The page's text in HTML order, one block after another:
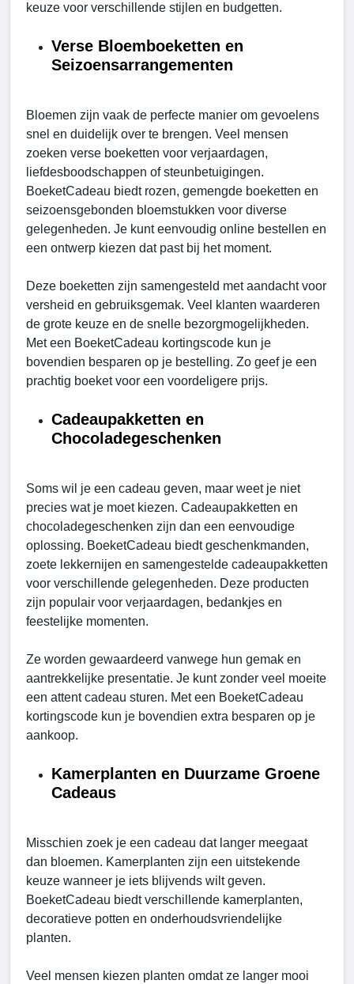
keuze voor verschillende stijlen en budgetten.
Verse Bloemboeketten en
Seizoensarrangementen
Bloemen zijn vaak de perfecte manier om gevoelens
snel en duidelijk over te brengen. Veel mensen
zoeken verse boeketten voor verjaardagen,
liefdesboodschappen of steunbetuigingen.
BoeketCadeau biedt rozen, gemengde boeketten en
seizoensgebonden bloemstukken voor diverse
gelegenheden. Je kunt eenvoudig online bestellen en
een ontwerp kiezen dat past bij het moment.
Deze boeketten zijn samengesteld met aandacht voor
versheid en gebruiksgemak. Veel klanten waarderen
de grote keuze en de snelle bezorgmogelijkheden.
Met een BoeketCadeau kortingscode kun je
bovendien besparen op je bestelling. Zo geef je een
prachtig boeket voor een voordeligere prijs.
Cadeaupakketten en
Chocoladegeschenken
Soms wil je een cadeau geven, maar weet je niet
precies wat je moet kiezen. Cadeaupakketten en
chocoladegeschenken zijn dan een eenvoudige
oplossing. BoeketCadeau biedt geschenkmanden,
zoete lekkernijen en samengestelde cadeaupakketten
voor verschillende gelegenheden. Deze producten
zijn populair voor verjaardagen, bedankjes en
feestelijke momenten.
Ze worden gewaardeerd vanwege hun gemak en
aantrekkelijke presentatie. Je kunt zonder veel moeite
een attent cadeau sturen. Met een BoeketCadeau
kortingscode kun je bovendien extra besparen op je
aankoop.
Kamerplanten en Duurzame Groene
Cadeaus
Misschien zoek je een cadeau dat langer meegaat
dan bloemen. Kamerplanten zijn een uitstekende
keuze wanneer je iets blijvends wilt geven.
BoeketCadeau biedt verschillende kamerplanten,
decoratieve potten en onderhoudsvriendelijke
planten.
Veel mensen kiezen planten omdat ze langer mooi